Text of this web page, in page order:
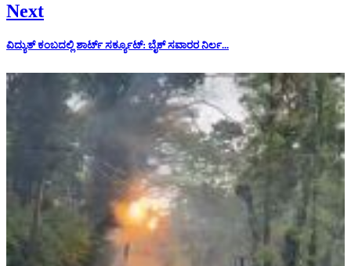
Next
ವಿದ್ಯುತ್ ಕಂಬದಲ್ಲಿ ಶಾರ್ಟ್ ಸರ್ಕ್ಯೂಟ್: ಬೈಕ್ ಸವಾರರ ನಿರ್ಲ...